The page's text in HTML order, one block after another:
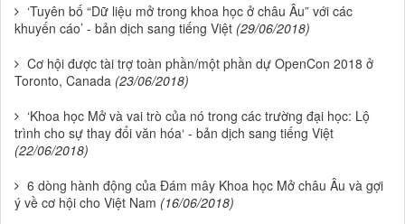
‘Tuyên bố “Dữ liệu mở trong khoa học ở châu Âu” với các
khuyến cáo’ - bản dịch sang tiếng Việt (29/06/2018)
Cơ hội được tài trợ toàn phần/một phần dự OpenCon 2018 ở
Toronto, Canada (23/06/2018)
‘Khoa học Mở và vai trò của nó trong các trường đại học: Lộ
trình cho sự thay đổi văn hóa‘ - bản dịch sang tiếng Việt
(22/06/2018)
6 dòng hành động của Đám mây Khoa học Mở châu Âu và gợi
ý về cơ hội cho Việt Nam (16/06/2018)